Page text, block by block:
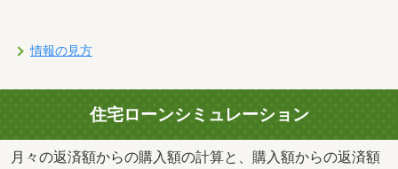
情報の見方
住宅ローンシミュレーション
月々の返済額からの購入額の計算と、購入額からの返済額